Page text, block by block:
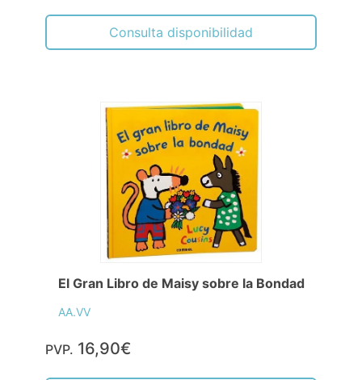
Consulta disponibilidad
El Gran Libro de Maisy sobre la Bondad
AA.VV
PVP. 16,90€